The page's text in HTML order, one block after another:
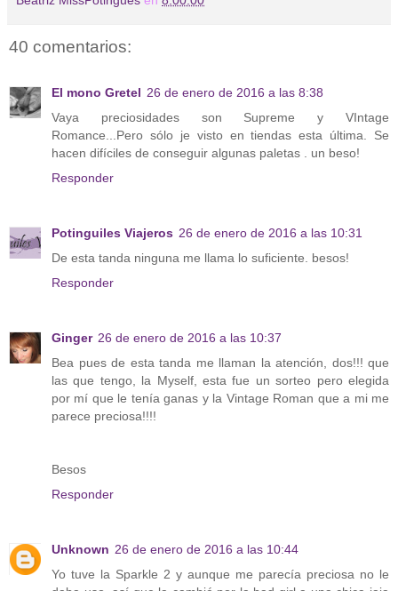
40 comentarios:
El mono Gretel 26 de enero de 2016 a las 8:38
Vaya preciosidades son Supreme y VIntage
Romance...Pero sólo je visto en tiendas esta última. Se
hacen difíciles de conseguir algunas paletas . un beso!
Responder
Potinguiles Viajeros 26 de enero de 2016 a las 10:31
De esta tanda ninguna me llama lo suficiente. besos!
Responder
Ginger 26 de enero de 2016 a las 10:37
Bea pues de esta tanda me llaman la atención, dos!!! que
las que tengo, la Myself, esta fue un sorteo pero elegida
por mí que le tenía ganas y la Vintage Roman que a mi me
parece preciosa!!!!
Besos
Responder
Unknown 26 de enero de 2016 a las 10:44
Yo tuve la Sparkle 2 y aunque me parecía preciosa no le